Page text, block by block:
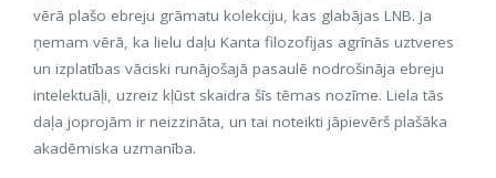
vērā plašo ebreju grāmatu kolekciju, kas glabājas LNB. Ja
ņemam vērā, ka lielu daļu Kanta filozofijas agrīnās uztveres
un izplatības vāciski runājošajā pasaulē nodrošināja ebreju
intelektuāļi, uzreiz kļūst skaidra šīs tēmas nozīme. Liela tās
daļa joprojām ir neizzināta, un tai noteikti jāpievērš plašāka
akadēmiska uzmanība.